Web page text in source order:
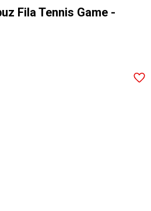
Fila Tennis Game -